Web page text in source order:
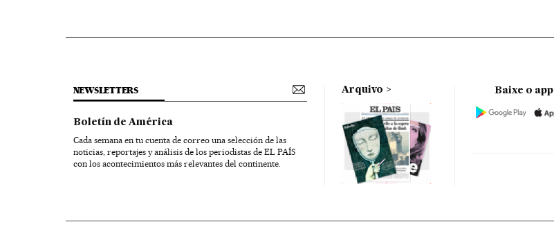
NEWSLETTERS
Boletín de América
Cada semana en tu cuenta de correo una selección de las
noticias, reportajes y análisis de los periodistas de EL PAÍS
con los acontecimientos más relevantes del continente.
Arquivo Baixe o app